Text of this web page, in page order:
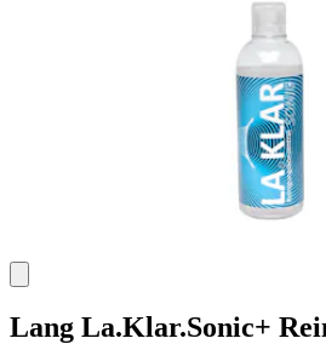
Lang La.Klar.Sonic+